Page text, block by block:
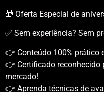
🎁 Oferta Especial de
✅ Sem experiência? Sem
👉 Conteúdo 100% prático
👉 Certificado reconhecido
mercado!
👉 Aprenda técnicas de